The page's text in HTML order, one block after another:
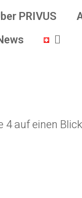
PRIVUS
auf einen